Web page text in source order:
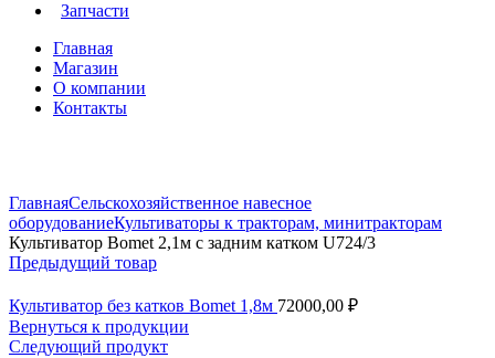
Запчасти
Главная
Магазин
О компании
Контакты
ГлавнаяСельскохозяйственное навесное
оборудованиеКультиваторы к тракторам, минитракторам
Культиватор Bomet 2,1м с задним катком U724/3
Предыдущий товар
Культиватор без катков Bomet 1,8м 72000,00 ₽
Вернуться к продукции
Следующий продукт